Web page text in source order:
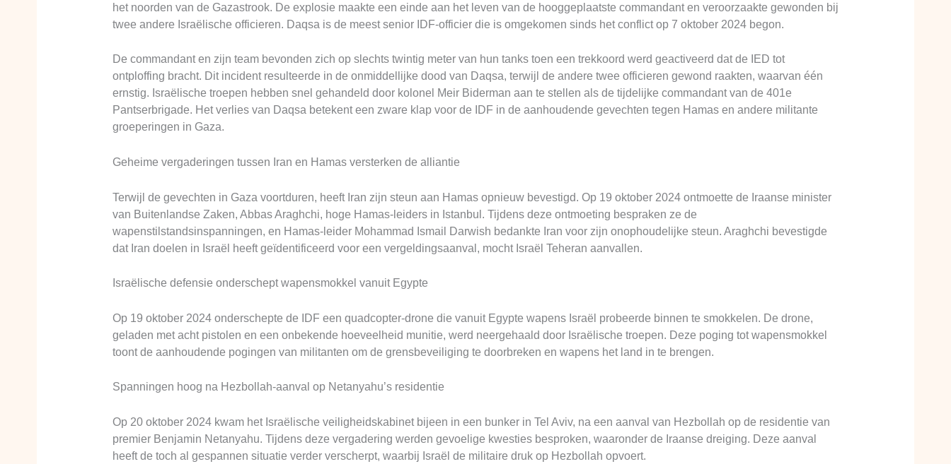
het noorden van de Gazastrook. De explosie maakte een einde aan het leven van de hooggeplaatste commandant en veroorzaakte gewonden bij
twee andere Israëlische officieren. Daqsa is de meest senior IDF-officier die is omgekomen sinds het conflict op 7 oktober 2024 begon.
De commandant en zijn team bevonden zich op slechts twintig meter van hun tanks toen een trekkoord werd geactiveerd dat de IED tot
ontploffing bracht. Dit incident resulteerde in de onmiddellijke dood van Daqsa, terwijl de andere twee officieren gewond raakten, waarvan één
ernstig. Israëlische troepen hebben snel gehandeld door kolonel Meir Biderman aan te stellen als de tijdelijke commandant van de 401e
Pantserbrigade. Het verlies van Daqsa betekent een zware klap voor de IDF in de aanhoudende gevechten tegen Hamas en andere militante
groeperingen in Gaza.
Geheime vergaderingen tussen Iran en Hamas versterken de alliantie
Terwijl de gevechten in Gaza voortduren, heeft Iran zijn steun aan Hamas opnieuw bevestigd. Op 19 oktober 2024 ontmoette de Iraanse minister
van Buitenlandse Zaken, Abbas Araghchi, hoge Hamas-leiders in Istanbul. Tijdens deze ontmoeting bespraken ze de
wapenstilstandsinspanningen, en Hamas-leider Mohammad Ismail Darwish bedankte Iran voor zijn onophoudelijke steun. Araghchi bevestigde
dat Iran doelen in Israël heeft geïdentificeerd voor een vergeldingsaanval, mocht Israël Teheran aanvallen.
Israëlische defensie onderschept wapensmokkel vanuit Egypte
Op 19 oktober 2024 onderschepte de IDF een quadcopter-drone die vanuit Egypte wapens Israël probeerde binnen te smokkelen. De drone,
geladen met acht pistolen en een onbekende hoeveelheid munitie, werd neergehaald door Israëlische troepen. Deze poging tot wapensmokkel
toont de aanhoudende pogingen van militanten om de grensbeveiliging te doorbreken en wapens het land in te brengen.
Spanningen hoog na Hezbollah-aanval op Netanyahu’s residentie
Op 20 oktober 2024 kwam het Israëlische veiligheidskabinet bijeen in een bunker in Tel Aviv, na een aanval van Hezbollah op de residentie van
premier Benjamin Netanyahu. Tijdens deze vergadering werden gevoelige kwesties besproken, waaronder de Iraanse dreiging. Deze aanval
heeft de toch al gespannen situatie verder verscherpt, waarbij Israël de militaire druk op Hezbollah opvoert.